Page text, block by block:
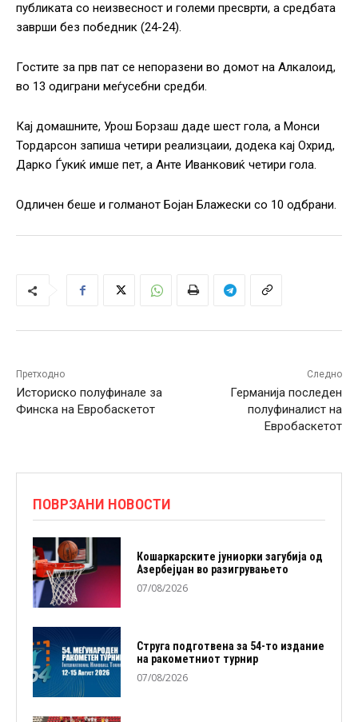
публиката со неизвесност и големи пресврти, а средбата
заврши без победник (24-24).
Гостите за прв пат се непоразени во домот на Алкалоид,
во 13 одиграни меѓусебни средби.
Кај домашните, Урош Борзаш даде шест гола, а Монси
Тордарсон запиша четири реализцаии, додека кај Охрид,
Дарко Ѓукиќ имше пет, а Анте Иванковиќ четири гола.
Одличен беше и голманот Бојан Блажески со 10 одбрани.
Претходно
Историско полуфинале за
Финска на Евробаскетот
Следно
Германија последен
полуфиналист на
Евробаскетот
ПОВРЗАНИ НОВОСТИ
Кошаркарските јуниорки загубија од
Азербејџан во разигрувањето
07/08/2026
Струга подготвена за 54-то издание
на ракометниот турнир
07/08/2026